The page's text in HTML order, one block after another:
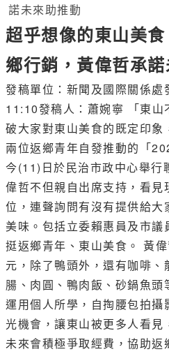
諾未來助推動
超乎想像的東山美
鄉行銷，黃偉哲承
發稿單位：新聞及國際關係
11:10發稿人：蕭婉寧 「東山
破大家對東山美食的既定印象
兩位返鄉青年自發推動的「
今(11)日於民治市政中心舉行
偉哲不但親自出席支持，看見
位，連聲詢問有沒有提供給
美味。包括立委賴惠員及市
挺返鄉青年、東山美食。 黃
元，除了鴨頭外，還有咖啡
腸、肉圓、鴨肉飯、砂鍋魚
運用個人所學，自掏腰包拍
光機會，讓東山被更多人看
未來會積極爭取經費，協助